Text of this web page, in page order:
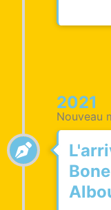
2021
Nouveau